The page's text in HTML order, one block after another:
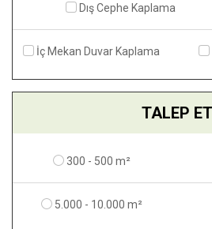
Dış Cephe Kaplama
İç Mekan Duvar Kaplama
TALEP
300 - 500 m²
5.000 - 10.000 m²